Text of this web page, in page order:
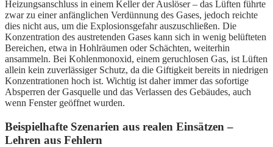
Heizungsanschluss in einem Keller der Auslöser – das Lüften führte
zwar zu einer anfänglichen Verdünnung des Gases, jedoch reichte
dies nicht aus, um die Explosionsgefahr auszuschließen. Die
Konzentration des austretenden Gases kann sich in wenig belüfteten
Bereichen, etwa in Hohlräumen oder Schächten, weiterhin
ansammeln. Bei Kohlenmonoxid, einem geruchlosen Gas, ist Lüften
allein kein zuverlässiger Schutz, da die Giftigkeit bereits in niedrigen
Konzentrationen hoch ist. Wichtig ist daher immer das sofortige
Absperren der Gasquelle und das Verlassen des Gebäudes, auch
wenn Fenster geöffnet wurden.
Beispielhafte Szenarien aus realen Einsätzen –
Lehren aus Fehlern